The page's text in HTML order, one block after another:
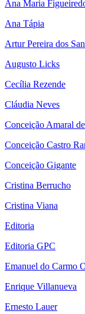
Ana Maria
Ana Tápia
Artur Pereira dos
Augusto Licks
Cecília Rezende
Cláudia Neves
Conceição Amaral
Conceição Castro
Conceição Gigante
Cristina Berrucho
Cristina Viana
Editoria
Editoria GPC
Emanuel do Carmo
Enrique Villanueva
Ernesto Lauer